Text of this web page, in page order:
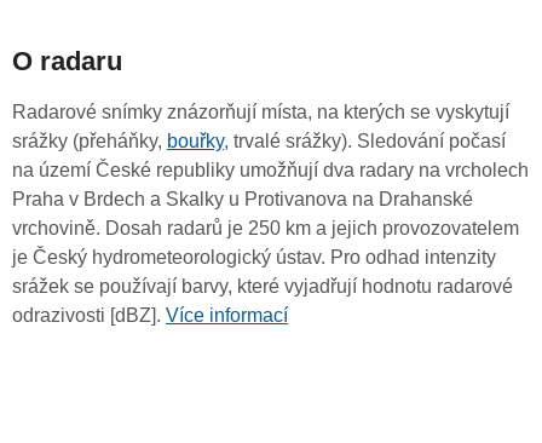
O radaru
Radarové snímky znázorňují místa, na kterých se vyskytují
srážky (přeháňky, bouřky, trvalé srážky). Sledování počasí
na území České republiky umožňují dva radary na vrcholech
Praha v Brdech a Skalky u Protivanova na Drahanské
vrchovině. Dosah radarů je 250 km a jejich provozovatelem
je Český hydrometeorologický ústav. Pro odhad intenzity
srážek se používají barvy, které vyjadřují hodnotu radarové
odrazivosti [dBZ]. Více informací